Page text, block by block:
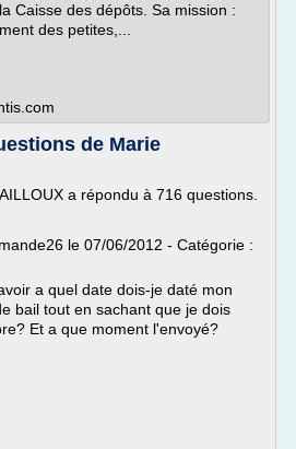
Caisse des dépôts. Sa mission :
des petites,...
de Marie
a répondu à 716 questions.
le 07/06/2012 - Catégorie :
a quel date dois-je daté mon
bail tout en sachant que je dois
Et a que moment l'envoyé?